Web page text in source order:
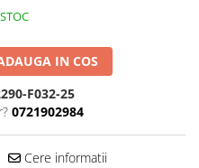
IN COS
F032-25
0721902984
Cere informatii